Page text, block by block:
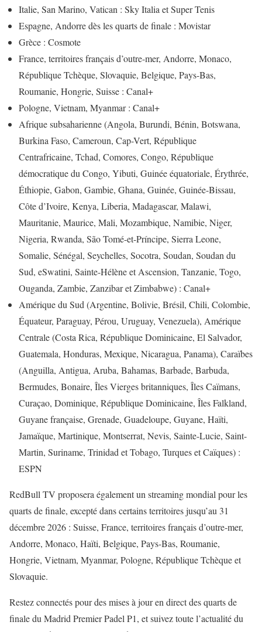
Italie, San Marino, Vatican : Sky Italia et Super Tenis
Espagne, Andorre dès les quarts de finale : Movistar
Grèce : Cosmote
France, territoires français d’outre-mer, Andorre, Monaco,
République Tchèque, Slovaquie, Belgique, Pays-Bas,
Roumanie, Hongrie, Suisse : Canal+
Pologne, Vietnam, Myanmar : Canal+
Afrique subsaharienne (Angola, Burundi, Bénin, Botswana,
Burkina Faso, Cameroun, Cap-Vert, République
Centrafricaine, Tchad, Comores, Congo, République
démocratique du Congo, Yibuti, Guinée équatoriale, Érythrée,
Éthiopie, Gabon, Gambie, Ghana, Guinée, Guinée-Bissau,
Côte d’Ivoire, Kenya, Liberia, Madagascar, Malawi,
Mauritanie, Maurice, Mali, Mozambique, Namibie, Niger,
Nigeria, Rwanda, São Tomé-et-Príncipe, Sierra Leone,
Somalie, Sénégal, Seychelles, Socotra, Soudan, Soudan du
Sud, eSwatini, Sainte-Hélène et Ascension, Tanzanie, Togo,
Ouganda, Zambie, Zanzibar et Zimbabwe) : Canal+
Amérique du Sud (Argentine, Bolivie, Brésil, Chili, Colombie,
Équateur, Paraguay, Pérou, Uruguay, Venezuela), Amérique
Centrale (Costa Rica, République Dominicaine, El Salvador,
Guatemala, Honduras, Mexique, Nicaragua, Panama), Caraïbes
(Anguilla, Antigua, Aruba, Bahamas, Barbade, Barbuda,
Bermudes, Bonaire, Îles Vierges britanniques, Îles Caïmans,
Curaçao, Dominique, République Dominicaine, Îles Falkland,
Guyane française, Grenade, Guadeloupe, Guyane, Haïti,
Jamaïque, Martinique, Montserrat, Nevis, Sainte-Lucie, Saint-
Martin, Suriname, Trinidad et Tobago, Turques et Caïques) :
ESPN
RedBull TV proposera également un streaming mondial pour les
quarts de finale, excepté dans certains territoires jusqu’au 31
décembre 2026 : Suisse, France, territoires français d’outre-mer,
Andorre, Monaco, Haïti, Belgique, Pays-Bas, Roumanie,
Hongrie, Vietnam, Myanmar, Pologne, République Tchèque et
Slovaquie.
Restez connectés pour des mises à jour en direct des quarts de
finale du Madrid Premier Padel P1, et suivez toute l’actualité du